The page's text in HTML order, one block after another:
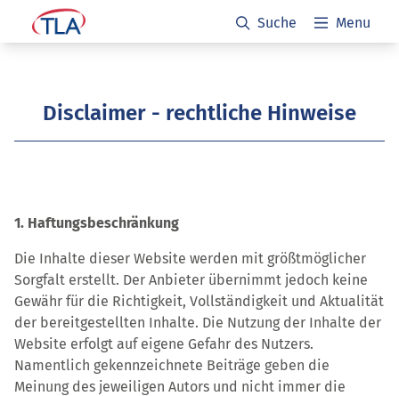
Suche Menu
Disclaimer - rechtliche Hinweise
1. Haftungsbeschränkung
Die Inhalte dieser Website werden mit größtmöglicher
Sorgfalt erstellt. Der Anbieter übernimmt jedoch keine
Gewähr für die Richtigkeit, Vollständigkeit und Aktualität
der bereitgestellten Inhalte. Die Nutzung der Inhalte der
Website erfolgt auf eigene Gefahr des Nutzers.
Namentlich gekennzeichnete Beiträge geben die
Meinung des jeweiligen Autors und nicht immer die